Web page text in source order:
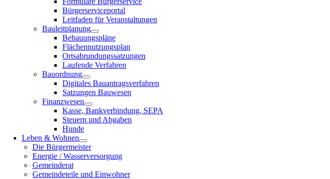
Bürgerserviceportal
Leitfaden für Veranstaltungen
Bauleitplanung
Bebauungspläne
Flächennutzungsplan
Ortsabrundungssatzungen
Laufende Verfahren
Bauordnung
Digitales Bauantragsverfahren
Satzungen Bauwesen
Finanzwesen
Kasse, Bankverbindung, SEPA
Steuern und Abgaben
Hunde
Leben & Wohnen
Die Bürgermeister
Energie / Wasserversorgung
Gemeinderat
Gemeindeteile und Einwohner